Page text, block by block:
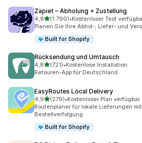
Zapiet – Abholung + Zustellung
4,9von 5 Sternen
(1.790)
1790 Rezensionen insgesamt
•Kostenloser Test
Planen Sie Ihre Abhol-, Liefer- und
Built for Shopify
Rücksendung und Umtausch
4,8von 5 Sternen
(721)
721 Rezensionen insgesamt
•Kostenlose Installation
Retouren-App für Deutschland
EasyRoutes Local Delivery
4,9von 5 Sternen
(279)
279 Rezensionen insgesamt
•Kostenloser Plan verfügbar
Routenplaner für lokale Lieferungen
Bestellverfolgung
Built for Shopify